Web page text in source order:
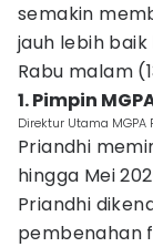
semakin
jauh lebih
Rabu malam
1. Pimpin
Direktur Utama
Priandhi
hingga Mei
Priandhi
pembenahan